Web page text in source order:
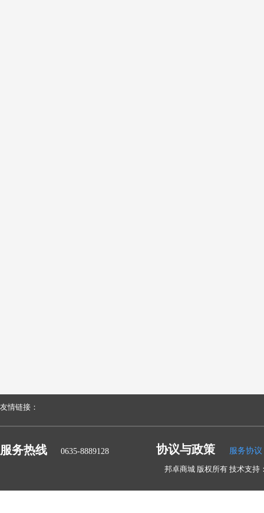
友情链接：
服务热线 0635-8889128 协议与政策 服务协议
邦卓商城 版权所有 技术支持